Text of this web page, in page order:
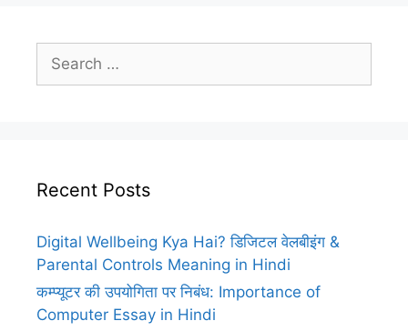
for:
Recent Posts
Digital Wellbeing Kya Hai? डिजिटल वेलबीइंग &
Parental Controls Meaning in Hindi
कम्प्यूटर की उपयोगिता पर निबंध: Importance of
Computer Essay in Hindi